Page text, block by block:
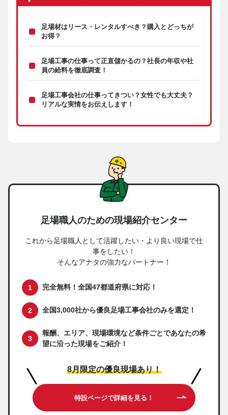
足場材はリース・レンタルすべき？購入とどっちが
お得？
足場工事の仕事って正直儲かるの？社長の年収や社
員の給料を徹底調査！
足場工事会社の仕事ってきつい？女性でも大丈夫？
リアルな実情をお伝えします！
足場職人のための現場紹介センター
これから足場職人として活躍したい・より良い現場で仕
事をしたい！
そんなアナタの強力なパートナー！
完全無料！全国47都道府県に対応！
全国3,000社から優良足場工事会社のみを選定！
報酬、エリア、現場環境など条件ごとであなたの希
望に沿った現場をご紹介！
8月限定の優良現場あり！
特設ページで詳細を見る！